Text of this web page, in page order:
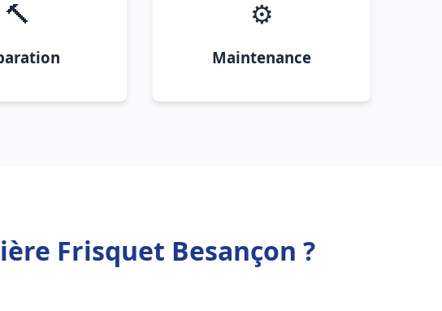
🔨 ⚙️
Maintenance
Frisquet Besançon ?